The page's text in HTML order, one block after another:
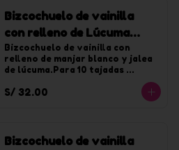
Bizcochuelo de vainilla
con relleno de Lúcuma
chica
Bizcochuelo de vainilla con
relleno de manjar blanco y jalea
de lúcuma.Para 10 tajadas
S/ 32.00
Bizcochuelo de vainilla